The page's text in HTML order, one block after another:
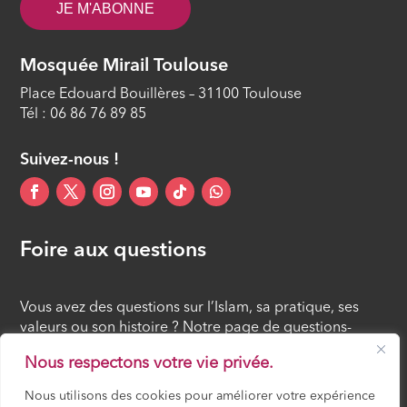
Nous respectons votre vie privée.
Nous utilisons des cookies pour améliorer votre expérience
ÉPISODE 12
JE M'ABONNE
Mosquée Mirail Toulouse
Place Edouard Bouillères – 31100 Toulouse
Tél : 06 86 76 89 85
Suivez-nous !
Foire aux questions
Vous avez des questions sur l’Islam, sa pratique, ses
valeurs ou son histoire ? Notre page de questions-
réponses rassemble des réponses claires et accessibles
à tous, croyants ou simples curieux.